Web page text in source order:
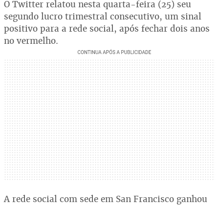
O Twitter relatou nesta quarta-feira (25) seu
segundo lucro trimestral consecutivo, um sinal
positivo para a rede social, após fechar dois anos
no vermelho.
A rede social com sede em San Francisco ganhou